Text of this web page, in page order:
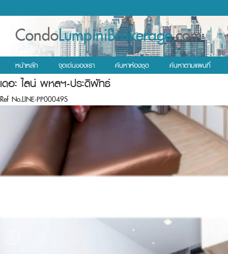
CondoLumpiniBrokerage.com
หน้าหลัก จุดเด่นของเรา ค้นหาห้องชุด ค้นหาตามแผนที่
เดอะ ไลน์ พหลฯ-ประดิพัทธ์
Ref No.LINE-PP00049S